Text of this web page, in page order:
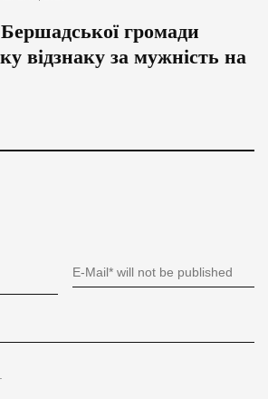
громади
відзнаку за мужність на